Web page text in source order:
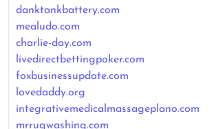
danktankbattery.com
mealudo.com
charlie-day.com
livedirectbettingpoker.com
foxbusinessupdate.com
lovedaddy.org
integrativemedicalmassageplano.com
mrrugwashing.com